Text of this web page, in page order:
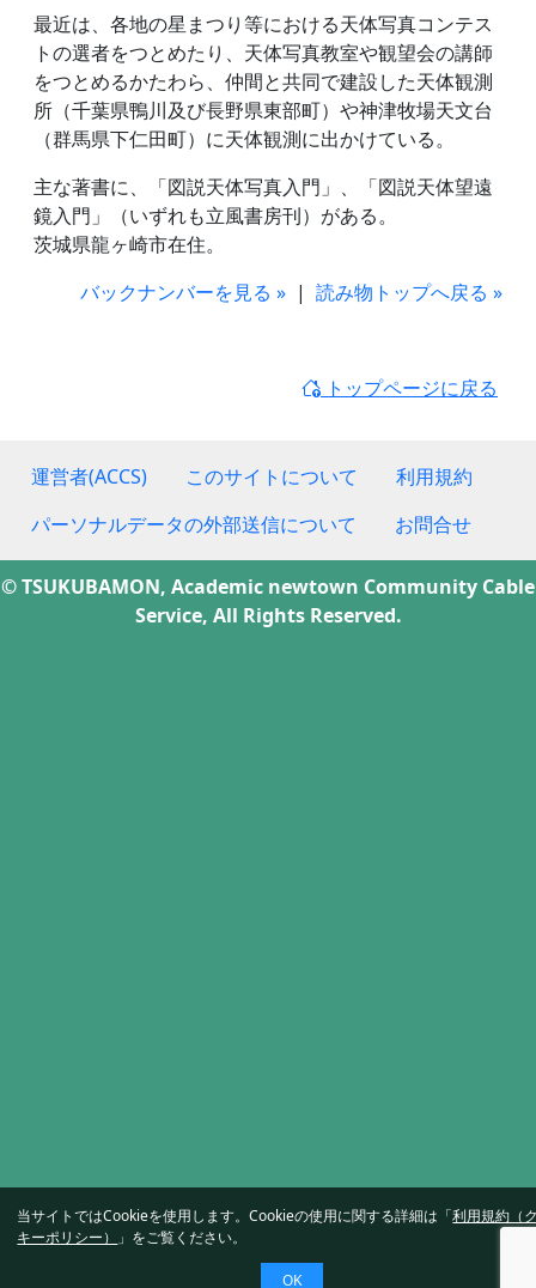
最近は、各地の星まつり等における天体写真コンテス
トの選者をつとめたり、天体写真教室や観望会の講師
をつとめるかたわら、仲間と共同で建設した天体観測
所（千葉県鴨川及び長野県東部町）や神津牧場天文台
（群馬県下仁田町）に天体観測に出かけている。
主な著書に、「図説天体写真入門」、「図説天体望遠
鏡入門」（いずれも立風書房刊）がある。
茨城県龍ヶ崎市在住。
バックナンバーを見る » | 読み物トップへ戻る »
トップページに戻る
運営者(ACCS) このサイトについて
利用規約
パーソナルデータの外部送信について
お問合せ
© TSUKUBAMON, Academic newtown Community Cable
Service, All Rights Reserved.
当サイトではCookieを使用します。Cookieの使用に関する詳細は「利用規約（
キーポリシー）
」をご覧ください。
OK